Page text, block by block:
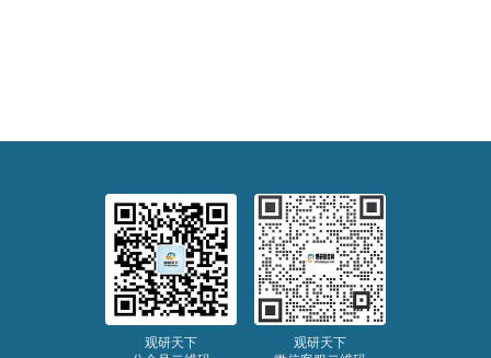
观研天下
观研天下